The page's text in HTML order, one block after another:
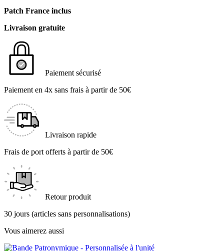
Patch France inclus
Livraison gratuite
Paiement sécurisé
Paiement en 4x sans frais à partir de 50€
Livraison rapide
Frais de port offerts à partir de 50€
Retour produit
30 jours (articles sans personnalisations)
Vous aimerez aussi